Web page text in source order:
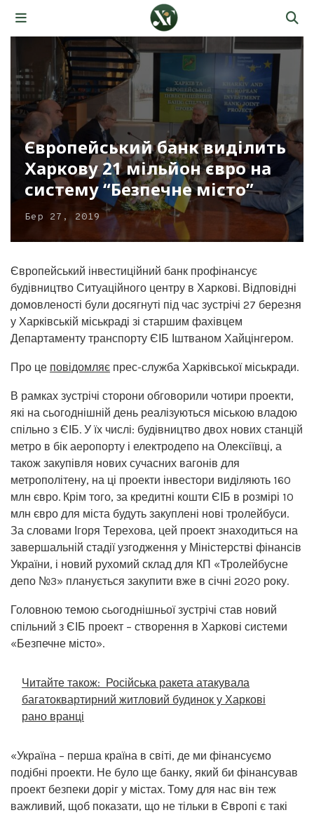
Європейський банк виділить
Харкову 21 мільйон євро на
систему “Безпечне місто”
Бер 27, 2019
Європейський інвестиційний банк профінансує
будівництво Ситуаційного центру в Харкові. Відповідні
домовленості були досягнуті під час зустрічі 27 березня
у Харківській міськраді зі старшим фахівцем
Департаменту транспорту ЄІБ Іштваном Хайцінгером.
Про це повідомляє прес-служба Харківської міськради.
В рамках зустрічі сторони обговорили чотири проекти,
які на сьогоднішній день реалізуються міською владою
спільно з ЄІБ. У їх числі: будівництво двох нових станцій
метро в бік аеропорту і електродепо на Олексіївці, а
також закупівля нових сучасних вагонів для
метрополітену, на ці проекти інвестори виділяють 160
млн євро. Крім того, за кредитні кошти ЄІБ в розмірі 10
млн євро для міста будуть закуплені нові тролейбуси.
За словами Ігоря Терехова, цей проект знаходиться на
завершальній стадії узгодження у Міністерстві фінансів
України, і новий рухомий склад для КП «Тролейбусне
депо №3» планується закупити вже в січні 2020 року.
Головною темою сьогоднішньої зустрічі став новий
спільний з ЄІБ проект – створення в Харкові системи
«Безпечне місто».
Читайте також: Російська ракета атакувала
багатоквартирний житловий будинок у Харкові
рано вранці
«Україна – перша країна в світі, де ми фінансуємо
подібні проекти. Не було ще банку, який би фінансував
проект безпеки доріг у містах. Тому для нас він теж
важливий, щоб показати, що не тільки в Європі є такі